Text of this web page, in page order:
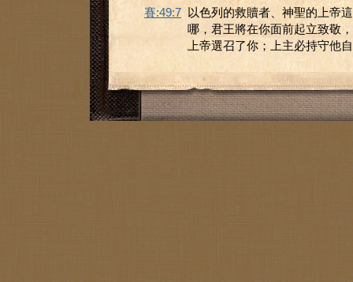
賽:49:7 以色列的救贖者、神聖的上帝
哪，君王將在你面前起立致敬
上帝選召了你；上主必持守他